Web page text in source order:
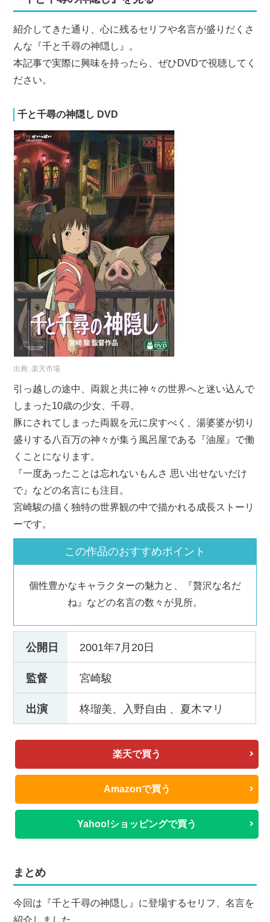
紹介してきた通り、心に残るセリフや名言が盛りだくさ
んな『千と千尋の神隠し』。
本記事で実際に興味を持ったら、ぜひDVDで視聴してく
ださい。
千と千尋の神隠し DVD
出典:楽天市場
引っ越しの途中、両親と共に神々の世界へと迷い込んで
しまった10歳の少女、千尋。
豚にされてしまった両親を元に戻すべく、湯婆婆が切り
盛りする八百万の神々が集う風呂屋である『油屋』で働
くことになります。
『一度あったことは忘れないもんさ 思い出せないだけ
で』などの名言にも注目。
宮崎駿の描く独特の世界観の中で描かれる成長ストーリ
ーです。
この作品のおすすめポイント
個性豊かなキャラクターの魅力と、『贅沢な名だ
ね』などの名言の数々が見所。
公開日 2001年7月20日
監督 宮崎駿
出演 柊瑠美、入野自由 、夏木マリ
楽天で買う
Amazonで買う
Yahoo!ショッピングで買う
まとめ
今回は『千と千尋の神隠し』に登場するセリフ、名言を
紹介しました。